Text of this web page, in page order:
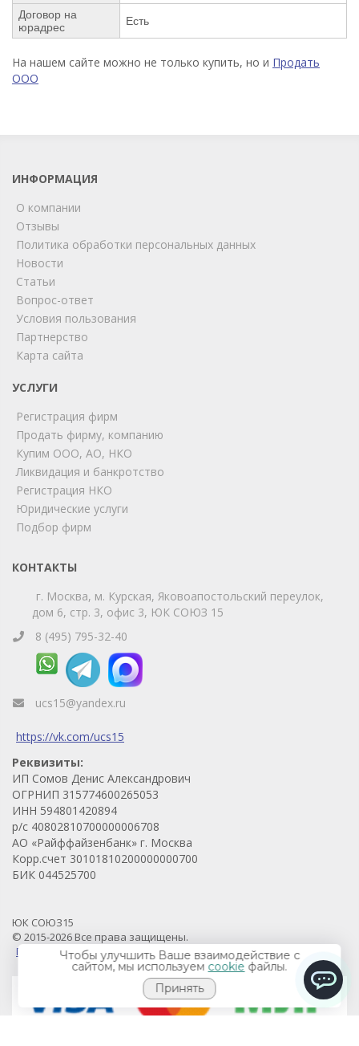
Договор на
юрадрес
Есть
На нашем сайте можно не только купить, но и Продать
ООО
ИНФОРМАЦИЯ
О компании
Отзывы
Политика обработки персональных данных
Новости
Статьи
Вопрос-ответ
Условия пользования
Партнерство
Карта сайта
УСЛУГИ
Регистрация фирм
Продать фирму, компанию
Купим ООО, АО, НКО
Ликвидация и банкротство
Регистрация НКО
Юридические услуги
Подбор фирм
КОНТАКТЫ
г. Москва, м. Курская, Яковоапостольский переулок,
дом 6, стр. 3, офис 3, ЮК СОЮЗ 15
8 (495) 795-32-40
ucs15@yandex.ru
https://vk.com/ucs15
Реквизиты:
ИП Сомов Денис Александрович
ОГРНИП 315774600265053
ИНН 594801420894
р/с 40802810700000006708
АО «Райффайзенбанк» г. Москва
Корр.счет 30101810200000000700
БИК 044525700
ЮК СОЮЗ15
© 2015-2026 Все права защищены.
Продвижение проекта - Prodvigaem.pro
Чтобы улучшить Ваше взаимодействие с
сайтом, мы используем cookie файлы.
Принять
online
Позвоните нам или свяжитесь с нами через любой
удобный мессенджер!
Telegram
Телефон
ChatApp